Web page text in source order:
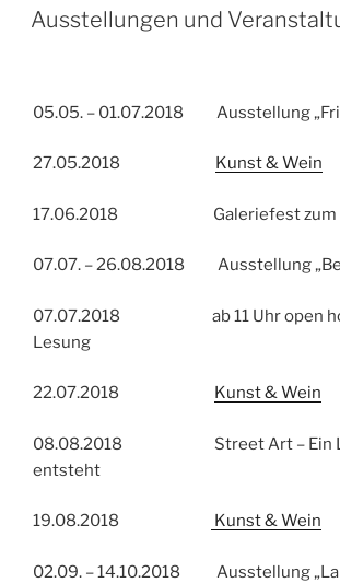
AM
Ausstellungen und
05.05. – 01.07.2018 Ausstellung
27.05.2018 Kunst & Wein
17.06.2018 Galeriefest zum
07.07. – 26.08.2018 Ausstellung
07.07.2018 ab 11 Uhr open
Lesung
22.07.2018 Kunst & Wein
08.08.2018 Street Art – Ein
entsteht
19.08.2018 Kunst & Wein
02.09. – 14.10.2018 Ausstellung